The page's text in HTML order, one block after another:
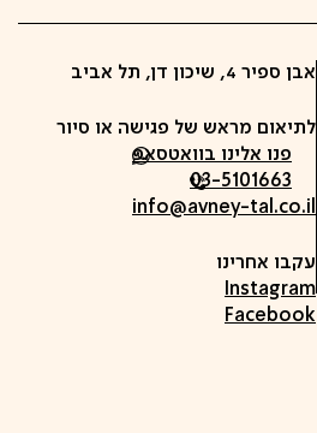
אבן ספיר 4, שיכון דן, תל אביב
לתיאום מראש של פגישה או סיור
פנו אלינו בוואטסאפ
03-5101663
info@avney-tal.co.il
עקבו אחרינו
Instagram
Facebook